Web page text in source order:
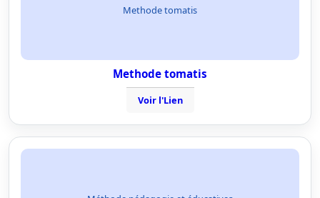
Methode tomatis
Methode tomatis
Voir l'Lien